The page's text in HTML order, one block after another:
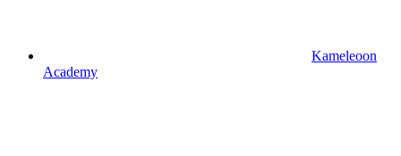
Kameleoon
Academy